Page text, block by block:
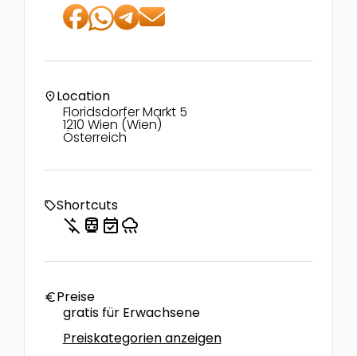
location_onLocation
Floridsdorfer Markt 5
1210 Wien (Wien)
Österreich
local_offerShortcuts
money_off directions_transit event_availablerainy
euroPreise
gratis für Erwachsene
Preiskategorien anzeigen